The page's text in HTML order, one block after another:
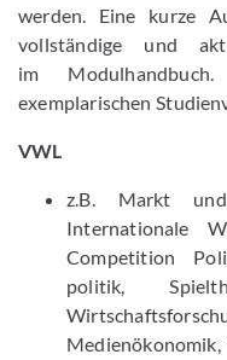
werden. Eine kurze
vollständige und
im
exemplarischen
VWL
z.B. Markt
Internationale
Competition
politik,